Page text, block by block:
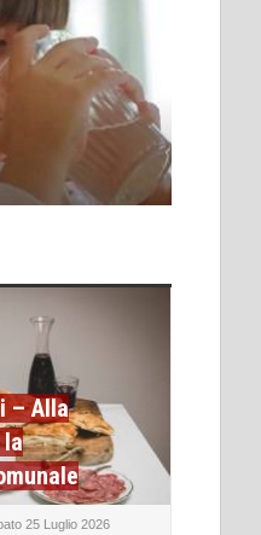
– Alla
la
25 Luglio 2026